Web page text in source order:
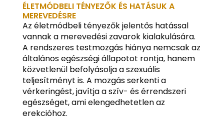
ÉLETMÓDBELI TÉNYEZŐK ÉS HATÁSUK A
MEREVEDÉSRE
Az életmódbeli tényezők jelentős hatással
vannak a merevedési zavarok kialakulására.
A rendszeres testmozgás hiánya nemcsak az
általános egészségi állapotot rontja, hanem
közvetlenül befolyásolja a szexuális
teljesítményt is. A mozgás serkenti a
vérkeringést, javítja a szív- és érrendszeri
egészséget, ami elengedhetetlen az
erekcióhoz.